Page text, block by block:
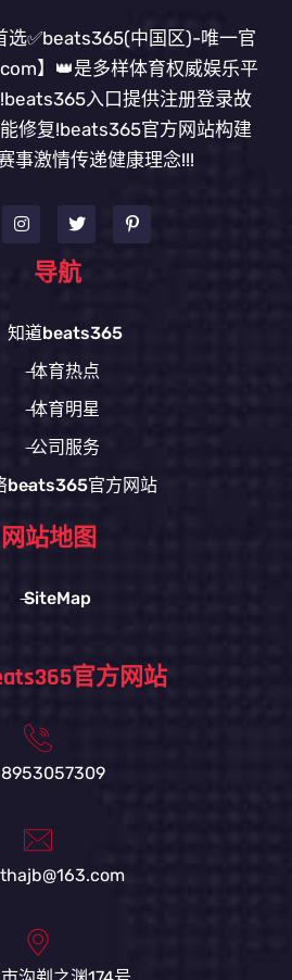
选✅beats365(中国区)-唯一官
】👑是多样体育权威娱乐平
入口提供注册登录故
修复!beats365官方网站构建
事激情传递健康理念!!!
导航
知道beats365
体育热点
体育明星
公司服务
beats365官方网站
网站地图
SiteMap
官方网站